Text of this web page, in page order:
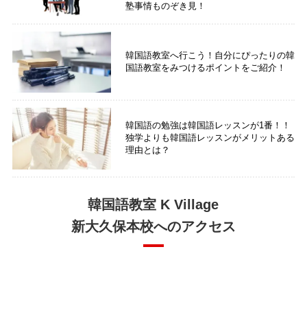
塾事情ものぞき見！
韓国語教室へ行こう！自分にぴったりの韓
国語教室をみつけるポイントをご紹介！
韓国語の勉強は韓国語レッスンが1番！！
独学よりも韓国語レッスンがメリットある
理由とは？
韓国語教室 K Village
新大久保本校へのアクセス